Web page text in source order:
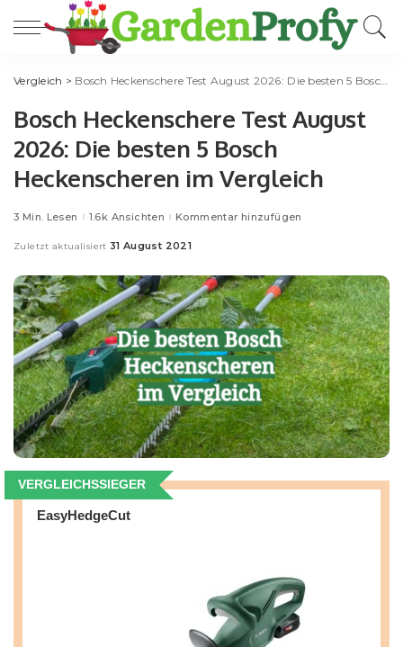
Vergleich > Bosch Heckenschere Test August 2026: Die besten 5 Bosch Heckenscheren im Vergleich
Bosch Heckenschere Test August
2026: Die besten 5 Bosch
Heckenscheren im Vergleich
3 Min. Lesen 1.6k Ansichten Kommentar hinzufügen
Zuletzt aktualisiert 31 August 2021
VERGLEICHSSIEGER
EasyHedgeCut